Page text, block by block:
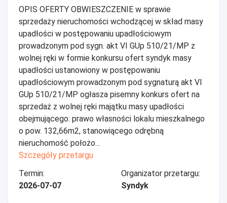
OPIS OFERTY OBWIESZCZENIE w sprawie
sprzedaży nieruchomości wchodzącej w skład masy
upadłości w postępowaniu upadłościowym
prowadzonym pod sygn. akt VI GUp 510/21/MP z
wolnej ręki w formie konkursu ofert syndyk masy
upadłości ustanowiony w postępowaniu
upadłościowym prowadzonym pod sygnaturą akt VI
GUp 510/21/MP ogłasza pisemny konkurs ofert na
sprzedaż z wolnej ręki majątku masy upadłości
obejmującego: prawo własności lokalu mieszkalnego
o pow. 132,66m2, stanowiącego odrębną
nieruchomość położo...
Szczegóły przetargu
Termin:
2026-07-07
Organizator przetargu:
Syndyk